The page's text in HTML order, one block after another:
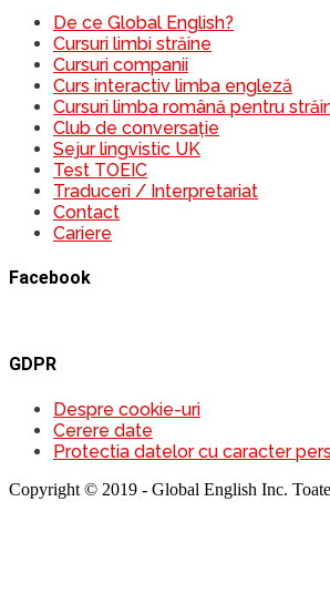
De ce Global English?
Cursuri limbi străine
Cursuri companii
Curs interactiv limba engleză
Cursuri limba română pentru
Club de conversație
Sejur lingvistic UK
Test TOEIC
Traduceri / Interpretariat
Contact
Cariere
Facebook
GDPR
Despre cookie-uri
Cerere date
Protectia datelor cu caracter
Copyright © 2019 - Global English Inc.